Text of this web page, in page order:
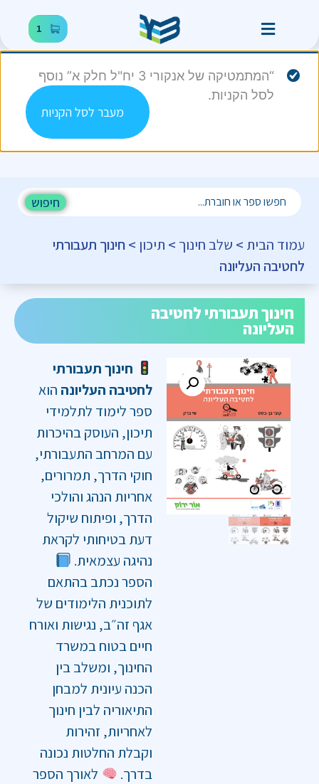
1
“המתמטיקה של אנקורי 3 יח"ל חלק א” נוסף
לסל הקניות.
מעבר לסל הקניות
חיפוש
עמוד הבית > שלב חינוך > תיכון > חינוך תעבורתי
לחטיבה העליונה
חינוך תעבורתי לחטיבה
העליונה
חינוך תעבורתי
לחטיבה העליונה הוא
ספר לימוד לתלמידי
תיכון, העוסק בהיכרות
עם המרחב התעבורתי,
חוקי הדרך, תמרורים,
אחריות הנהג והולכי
הדרך, ופיתוח שיקול
דעת בטיחותי לקראת
נהיגה עצמאית.
הספר נכתב בהתאם
לתוכנית הלימודים של
אגף זה״ב, נגישות ואורח
חיים בטוח במשרד
החינוך, ומשלב בין
הכנה עיונית למבחן
התיאוריה לבין חינוך
לאחריות, זהירות
וקבלת החלטות נכונה
בדרך.
לאורך הספר